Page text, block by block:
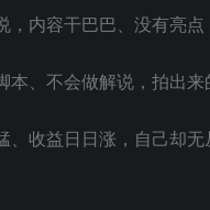
内容干巴巴、没有亮
、不会做解说，拍出
收益日日涨，自己却